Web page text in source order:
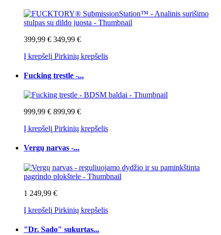
399,99 € 349,99 €
Į krepšelį Pirkinių krepšelis
Fucking trestle -...
999,99 € 899,99 €
Į krepšelį Pirkinių krepšelis
Vergų narvas -...
1 249,99 €
Į krepšelį Pirkinių krepšelis
"Dr. Sado" sukurtas...